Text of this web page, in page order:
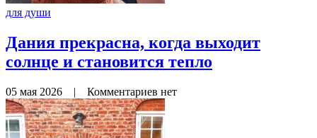
для души
Дания прекрасна, когда выходит
солнце и становится тепло
05 мая 2026 | Комментариев нет